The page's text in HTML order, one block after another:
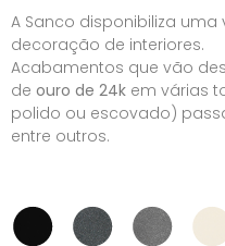
A Sanco disponibiliza
decoração de interiores.
Acabamentos que vão
de ouro de 24k em várias
polido ou escovado)
entre outros.